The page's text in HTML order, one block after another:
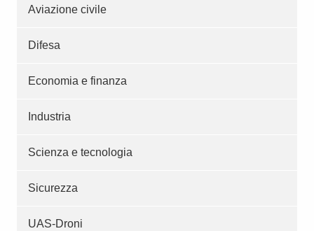
Aviazione civile
Difesa
Economia e finanza
Industria
Scienza e tecnologia
Sicurezza
UAS-Droni